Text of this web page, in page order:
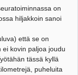
on
hiljakkoin sanoi
että se on
ei kovin paljoa joudu
tässä kyllä
puheluita